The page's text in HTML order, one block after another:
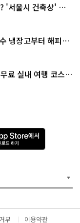
'서울시 건축상' 수
냉장고부터 해피소
료 실내 여행 코스
A
p
p
e
서
다
부 이용약관